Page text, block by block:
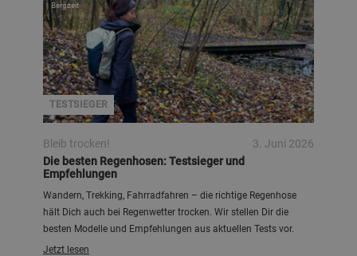
TESTSIEGER
Bergzeit
Bleib trocken!
3. Juni 2026
Die besten Regenhosen: Testsieger und
Empfehlungen
Wandern, Trekking, Fahrradfahren – die richtige Regenhose
hält Dich auch bei Regenwetter trocken. Wir stellen Dir die
besten Modelle und Empfehlungen aus aktuellen Tests vor.
Jetzt lesen